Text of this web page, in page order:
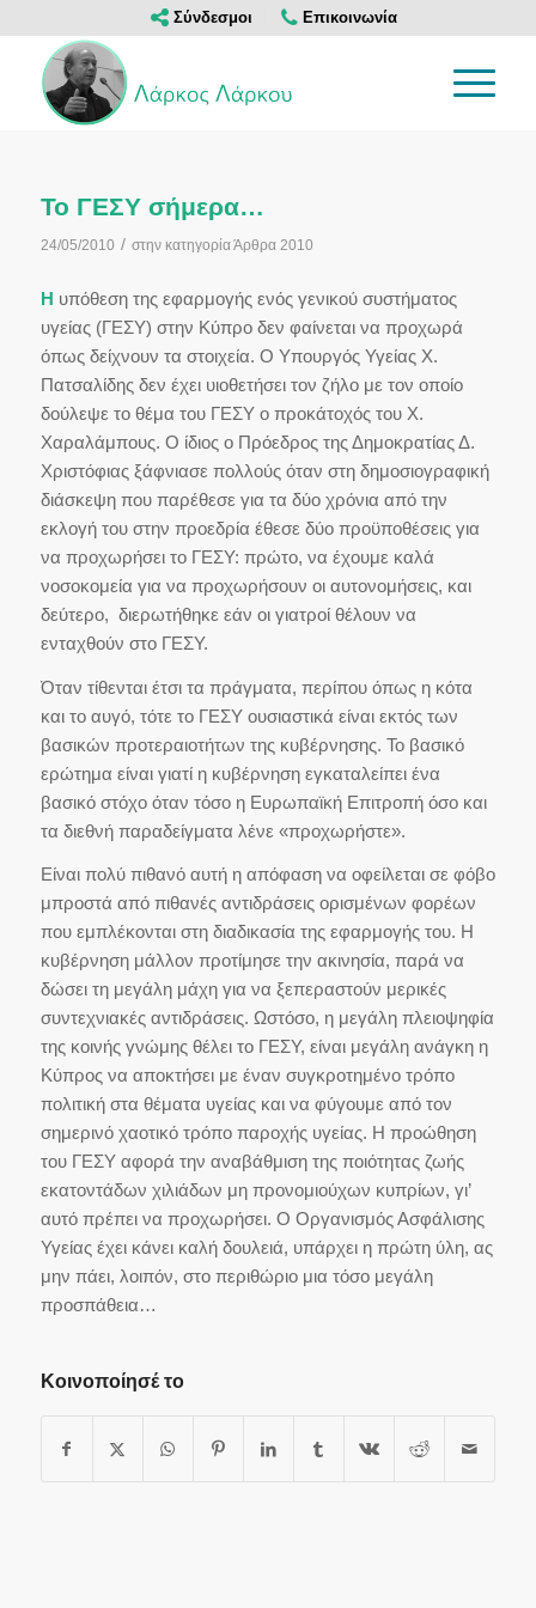
Σύνδεσμοι Επικοινωνία
Το ΓΕΣΥ σήμερα…
24/05/2010 / στην κατηγορίαΆρθρα 2010
Η υπόθεση της εφαρμογής ενός γενικού συστήματος
υγείας (ΓΕΣΥ) στην Κύπρο δεν φαίνεται να προχωρά
όπως δείχνουν τα στοιχεία. Ο Υπουργός Υγείας Χ.
Πατσαλίδης δεν έχει υιοθετήσει τον ζήλο με τον οποίο
δούλεψε το θέμα του ΓΕΣΥ ο προκάτοχός του Χ.
Χαραλάμπους. Ο ίδιος ο Πρόεδρος της Δημοκρατίας Δ.
Χριστόφιας ξάφνιασε πολλούς όταν στη δημοσιογραφική
διάσκεψη που παρέθεσε για τα δύο χρόνια από την
εκλογή του στην προεδρία έθεσε δύο προϋποθέσεις για
να προχωρήσει το ΓΕΣΥ: πρώτο, να έχουμε καλά
νοσοκομεία για να προχωρήσουν οι αυτονομήσεις, και
δεύτερο, διερωτήθηκε εάν οι γιατροί θέλουν να
ενταχθούν στο ΓΕΣΥ.
Όταν τίθενται έτσι τα πράγματα, περίπου όπως η κότα
και το αυγό, τότε το ΓΕΣΥ ουσιαστικά είναι εκτός των
βασικών προτεραιοτήτων της κυβέρνησης. Το βασικό
ερώτημα είναι γιατί η κυβέρνηση εγκαταλείπει ένα
βασικό στόχο όταν τόσο η Ευρωπαϊκή Επιτροπή όσο και
τα διεθνή παραδείγματα λένε «προχωρήστε».
Είναι πολύ πιθανό αυτή η απόφαση να οφείλεται σε φόβο
μπροστά από πιθανές αντιδράσεις ορισμένων φορέων
που εμπλέκονται στη διαδικασία της εφαρμογής του. Η
κυβέρνηση μάλλον προτίμησε την ακινησία, παρά να
δώσει τη μεγάλη μάχη για να ξεπεραστούν μερικές
συντεχνιακές αντιδράσεις. Ωστόσο, η μεγάλη πλειοψηφία
της κοινής γνώμης θέλει το ΓΕΣΥ, είναι μεγάλη ανάγκη η
Κύπρος να αποκτήσει με έναν συγκροτημένο τρόπο
πολιτική στα θέματα υγείας και να φύγουμε από τον
σημερινό χαοτικό τρόπο παροχής υγείας. Η προώθηση
του ΓΕΣΥ αφορά την αναβάθμιση της ποιότητας ζωής
εκατοντάδων χιλιάδων μη προνομιούχων κυπρίων, γι’
αυτό πρέπει να προχωρήσει. Ο Οργανισμός Ασφάλισης
Υγείας έχει κάνει καλή δουλειά, υπάρχει η πρώτη ύλη, ας
μην πάει, λοιπόν, στο περιθώριο μια τόσο μεγάλη
προσπάθεια…
Κοινοποίησέ το